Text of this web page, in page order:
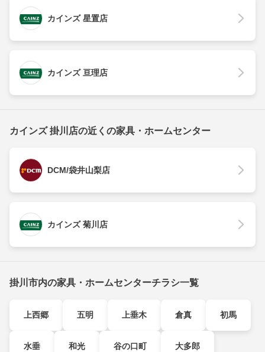
カインズ 星置店
カインズ 亘理店
カインズ 掛川店の近くの家具・ホームセンター
DCM/袋井山梨店
カインズ 菊川店
掛川市内の家具・ホームセンターチラシ一覧
上西郷 五明 上垂木 倉真 初馬
水垂 和光 谷の口町 大多郎